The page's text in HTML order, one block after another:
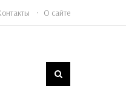
О сайте